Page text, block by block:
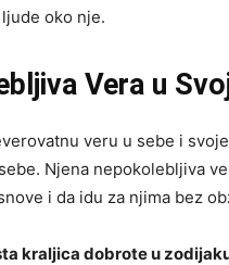
oko nje.
Vera u
veru u sebe i
Njena nepokolebljiva
i da idu za njima bez
kraljica dobrote u